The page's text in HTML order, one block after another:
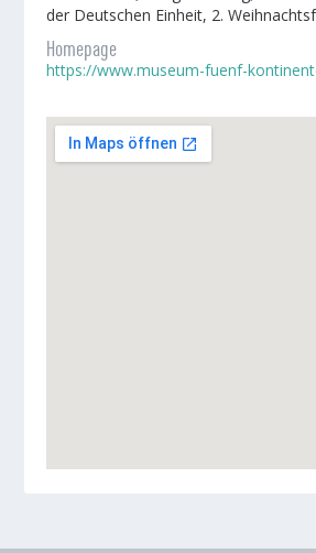
der Deutschen Einheit, 2.
Homepage
https://www.museum-fuenf-